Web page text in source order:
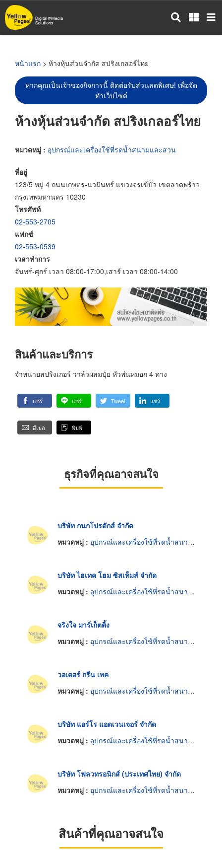
ข้าม
ไป
หน้าแรก > ห้างหุ้นส่วนจำกัด สปริงเกลอร์ไทย
หากคุณเป็นเจ้าของกิจการนี้ ติดต่อรับส่วนลดพิเศษ! เพื่อจัด
ทำเว็บไซต์
ห้างหุ้นส่วนจำกัด สปริงเกลอร์ไทย
หมวดหมู่ : อุปกรณ์และเครื่องใช้ที่รดน้ำสนามและสวน
ที่อยู่
123/5 หมู่ 4 ถนนเกษตร-นวมินทร์ แขวงจรเข้บัว เขตลาดพร้าว
กรุงเทพมหานคร 10230
โทรศัพท์
02-553-2705
แฟกซ์
02-553-0539
เวลาทำการ
จันทร์-ศุกร์ เวลา 08:00-17:00,เสาร์ เวลา 08:00-14:00
สินค้าและบริการ
จำหน่ายสปริงเกอร์ วาล์วผสมปุ๋ย หัวพ่นหมอก 4 ทาง
แชร์ แชร์ Tweet แชร์
อีเมล พิมพ์
ธุรกิจที่คุณอาจสนใจ
บริษัท กนกโปรดักส์ จำกัด
หมวดหมู่ : อุปกรณ์และเครื่องใช้ที่รดน้ำสนามและสวน
บริษัท ไฮเทค โฮม ซิสเท็มส์ จำกัด
หมวดหมู่ : อุปกรณ์และเครื่องใช้ที่รดน้ำสนามและสวน
จริงใจ มาร์เก็ตติ้ง
หมวดหมู่ : อุปกรณ์และเครื่องใช้ที่รดน้ำสนามและสวน
วอเตอร์ กรีน เทค
หมวดหมู่ : อุปกรณ์และเครื่องใช้ที่รดน้ำสนามและสวน
บริษัท แอร์โร แอดเวนเจอร์ จำกัด
หมวดหมู่ : อุปกรณ์และเครื่องใช้ที่รดน้ำสนามและสวน
บริษัท โฟลวทรอนิกส์ (ประเทศไทย) จำกัด
หมวดหมู่ : อุปกรณ์และเครื่องใช้ที่รดน้ำสนามและสวน
สินค้าที่คุณอาจสนใจ